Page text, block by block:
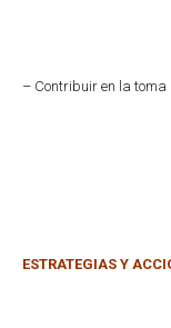
– Contribuir en la toma
ESTRATEGIAS Y